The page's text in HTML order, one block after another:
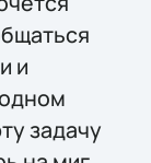
и
задачу